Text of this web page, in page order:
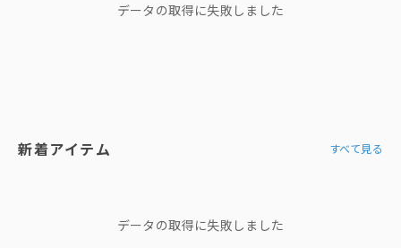
データの取得に失敗しました
新着アイテム すべて見る
データの取得に失敗しました